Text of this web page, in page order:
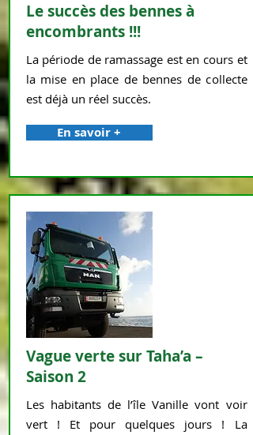
Le succès des bennes à
encombrants !!!
La période de ramassage est en cours et
la mise en place de bennes de collecte
est déjà un réel succès.
En savoir +
Vague verte sur Taha’a –
Saison 2
Les habitants de l’île Vanille vont voir
vert ! Et pour quelques jours ! La